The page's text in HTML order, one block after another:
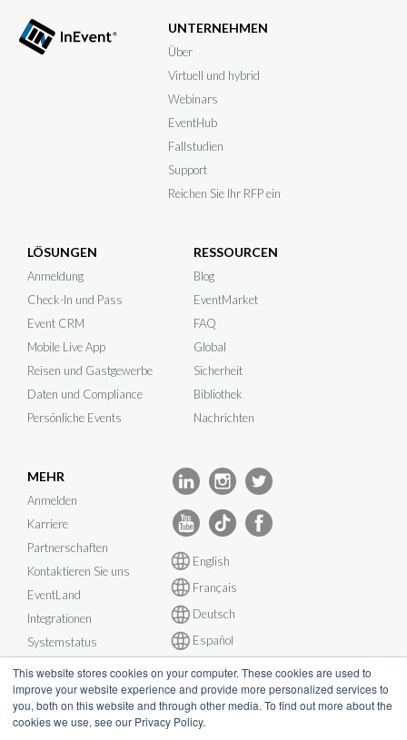
This website stores cookies on your computer. These cookies are used to
improve your website experience and provide more personalized services to
you, both on this website and through other media. To find out more about the
cookies we use, see our Privacy Policy.
UNTERNEHMEN
Über
Virtuell und hybrid
Webinars
EventHub
Fallstudien
Support
Reichen Sie Ihr RFP ein
LÖSUNGEN
Anmeldung
Check-In und Pass
Event CRM
Mobile Live App
Reisen und Gastgewerbe
Daten und Compliance
Persönliche Events
RESSOURCEN
Blog
EventMarket
FAQ
Global
Sicherheit
Bibliothek
Nachrichten
MEHR
Anmelden
Karriere
Partnerschaften
Kontaktieren Sie uns
EventLand
Integrationen
Systemstatus
English
Français
Deutsch
Español